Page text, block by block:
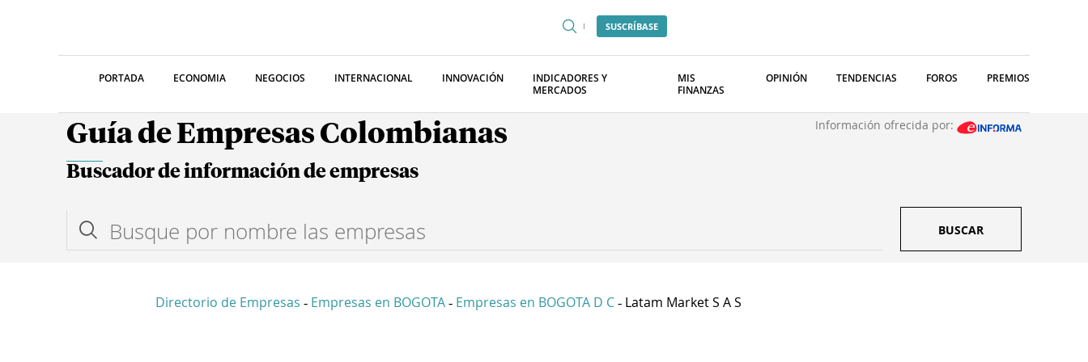
SUSCRÍBASE
PORTADA ECONOMIA NEGOCIOS INTERNACIONAL INNOVACIÓN
INDICADORES Y
MERCADOS
MIS
FINANZAS
OPINIÓN TENDENCIAS FOROS PREMIOS
Guía de Empresas Colombianas Información ofrecida por:
Buscador de información de empresas
BUSCAR
Directorio de Empresas - Empresas en BOGOTA - Empresas en BOGOTA D C - Latam Market S A S